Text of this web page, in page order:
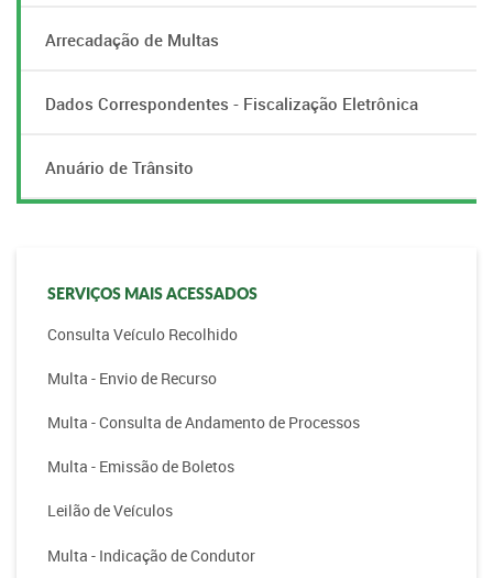
Arrecadação de Multas
Dados Correspondentes - Fiscalização Eletrônica
Anuário de Trânsito
SERVIÇOS MAIS ACESSADOS
Consulta Veículo Recolhido
Multa - Envio de Recurso
Multa - Consulta de Andamento de Processos
Multa - Emissão de Boletos
Leilão de Veículos
Multa - Indicação de Condutor